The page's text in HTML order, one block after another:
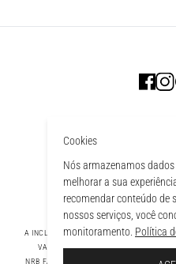
Cookies
Nós armazenamos
melhorar a sua
recomendar conteúdo de
nossos serviços, você
monitoramento. Política
A INCLUSÃO DE UM PRODUTO NA
VARIAÇÃO, PREVALECERÁ O PREÇO
NRB FASHION COMPANY LTDA - AV.